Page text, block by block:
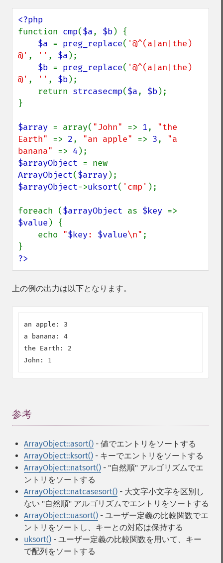
function cmp($a, $b) {
$a = preg_replace( '@^(a|an|the)
@' , '' , $a );
$b = preg_replace( '@^(a|an|the)
@' , '' , $b);
    return
strcasecmp($a, $b);
}
$array = array( "John" => 1, "the
Earth" => 2, "an apple" => 3, "a
banana" => 4
$arrayObject
ArrayObject($array
$arrayObject->uksort( 'cmp' );
foreach ($arrayObject as $key
$value ) {
    echo
"$key: $value\n" ;
?>
上の例の出力は以下となります。
an apple: 3
a banana: 4
the Earth: 2
John: 1
参考
ArrayObject::asort() - 値でエントリをソートする
ArrayObject::ksort() - キーでエントリをソートする
ArrayObject::natsort() - "自然順" アルゴリズムでエ
ントリをソートする
ArrayObject::natcasesort() - 大文字小文字を区別し
ない "自然順" アルゴリズムでエントリをソートする
ArrayObject::uasort() - ユーザー定義の比較関数でエ
ントリをソートし、キーとの対応は保持する
uksort() - ユーザー定義の比較関数を用いて、キー
で配列をソートする